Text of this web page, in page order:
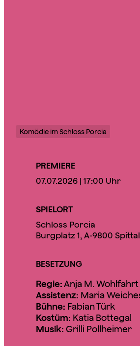
Komödie im Schloss Porcia
PREMIERE
07.07.2026 | 17:00 Uhr
SPIELORT
Schloss Porcia
Burgplatz 1, A-9800
BESETZUNG
Regie:Anja M. Wohlfahrt
Assistenz: Maria
Bühne: Fabian Türk
Kostüm: Katia Bottegal
Musik: Grilli Pollheimer